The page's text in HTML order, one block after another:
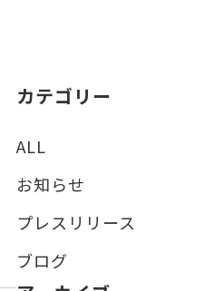
カテゴリー
ALL
お知らせ
プレスリリース
ブログ